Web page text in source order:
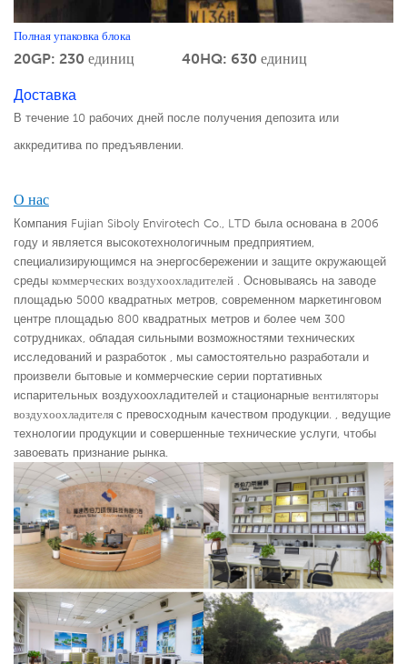
Полная упаковка блока
20GP: 230 единиц 40HQ: 630 единиц
Доставка
В течение 10 рабочих дней после получения депозита или
аккредитива по предъявлении.
О нас
Компания Fujian Siboly Envirotech Co., LTD была основана в 2006
году и является высокотехнологичным предприятием,
специализирующимся на энергосбережении и защите окружающей
среды коммерческих воздухоохладителей . Основываясь на заводе
площадью 5000 квадратных метров, современном маркетинговом
центре площадью 800 квадратных метров и более чем 300
сотрудниках, обладая сильными возможностями технических
исследований и разработок , мы самостоятельно разработали и
произвели бытовые и коммерческие серии портативных
испарительных воздухоохладителей и стационарные вентиляторы
воздухоохладителя с превосходным качеством продукции. , ведущие
технологии продукции и совершенные технические услуги, чтобы
завоевать признание рынка.